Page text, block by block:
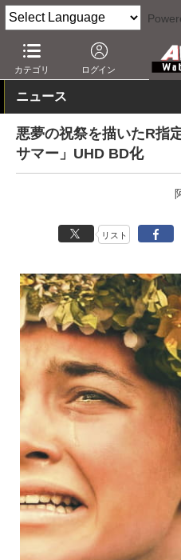
カテゴリ ログイン
AV Watch コンテンツ・サービス
ニュース
悪夢の祝祭を描いたR指
サマー」UHD BD化
リスト